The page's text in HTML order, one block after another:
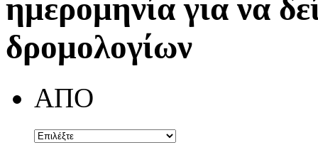
ημερομηνία για να
δρομολογίων
ΑΠΟ